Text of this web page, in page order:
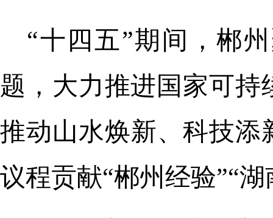
“十四五”期间，郴
题，大力推进国家可
推动山水焕新、科技添
议程贡献“郴州经验”“